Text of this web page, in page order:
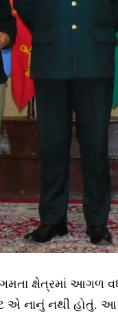
ક્ષેત્રમાં આગળ
નાનું નથી હોતું. આ